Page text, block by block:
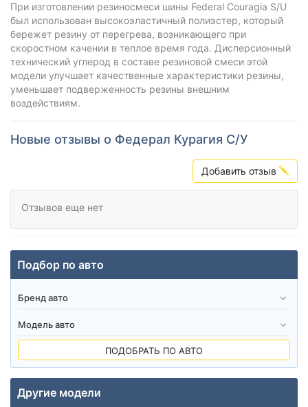
При изготовлении резиносмеси шины Federal Couragia S/U
был использован высокоэластичный полиэстер, который
бережет резину от перегрева, возникающего при
скоростном качении в теплое время года. Дисперсионный
технический углерод в составе резиновой смеси этой
модели улучшает качественные характеристики резины,
уменьшает подверженность резины внешним
воздействиям.
Новые отзывы о Федерал Курагия С/У
Добавить отзыв
Отзывов еще нет
Подбор по авто
ПОДОБРАТЬ ПО АВТО
Другие модели